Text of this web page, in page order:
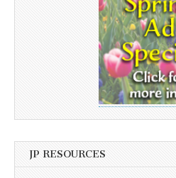
JP RESOURCES